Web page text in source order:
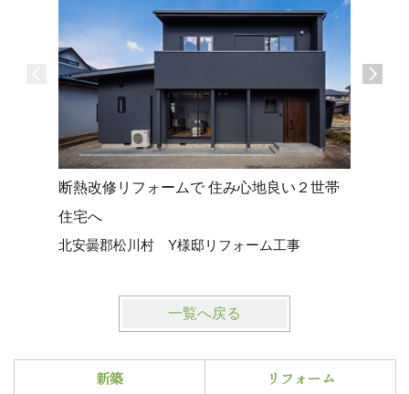
断熱改修リフォームで 住み心地良い２世帯
住宅へ
北安曇郡松川村 Y様邸リフォーム工事
一覧へ戻る
新築
リフォーム